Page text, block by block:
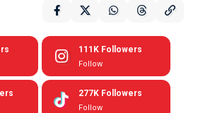
111K Followers
Follow
277K Followers
Follow